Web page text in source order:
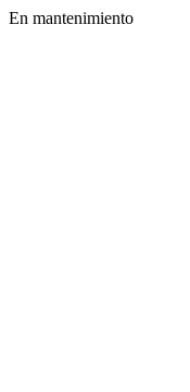
En mantenimiento